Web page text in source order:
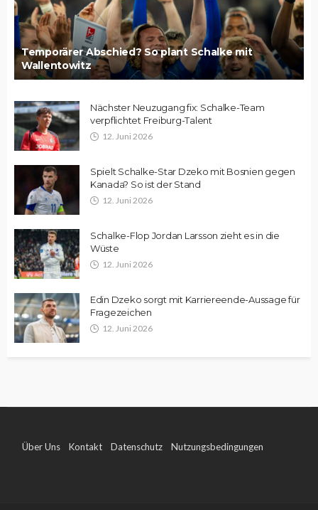
Temporärer Abschied? So plant Schalke mit
Wallentowitz
Nächster Neuzugang fix: Schalke-Team
verpflichtet Freiburg-Talent
12. Juni 2026
Spielt Schalke-Star Dzeko mit Bosnien gegen
Kanada? So ist der Stand
12. Juni 2026
Schalke-Flop Jordan Larsson zieht es in die
Wüste
12. Juni 2026
Edin Dzeko sorgt mit Karriereende-Aussage für
Fragezeichen
12. Juni 2026
Über Uns Kontakt Datenschutz Nutzungsbedingungen